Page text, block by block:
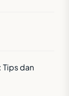
Tips dan